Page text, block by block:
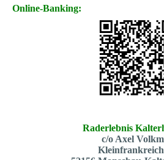
Online-Banking:
Raderlebnis
c/o Axel
Kleinfrankreich